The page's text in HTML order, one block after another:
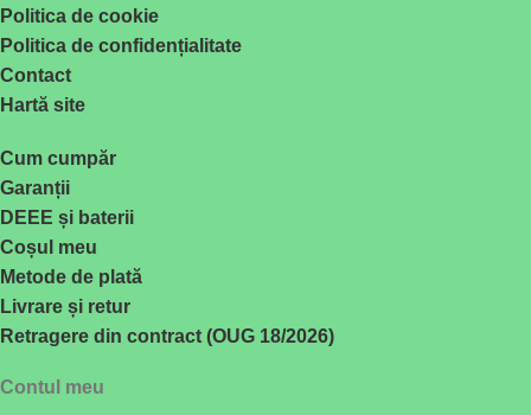
Politica de cookie
Politica de confidențialitate
Contact
Hartă site
Cum cumpăr
Garanții
DEEE și baterii
Coșul meu
Metode de plată
Livrare și retur
Retragere din contract (OUG 18/2026)
Contul meu